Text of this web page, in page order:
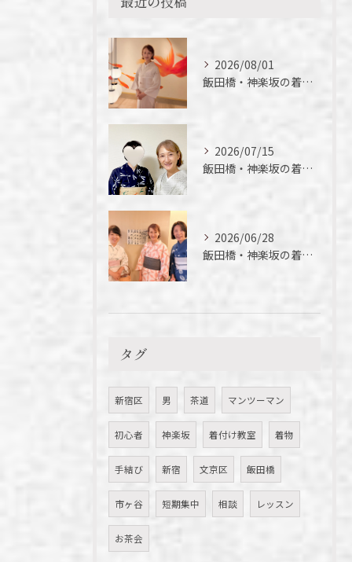
2026/08/01
飯田橋・神楽坂の着付け教室｜夏の着物の魅力
2026/07/15
飯田橋・神楽坂の着付け教室｜短期間でここまでできる！徒さん実例ご紹介
2026/06/28
飯田橋・神楽坂の着付け教室｜今年初の浴衣、落語を楽しんできました
タグ
新宿区 男 茶道 マンツーマン
初心者 神楽坂 着付け教室 着物
手結び 新宿 文京区 飯田橋
市ヶ谷 短期集中 相談 レッスン
お茶会